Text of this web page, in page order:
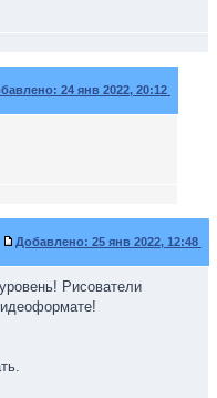
24 янв 2022, 20:12
Добавлено: 25 янв 2022, 12:48
Рисователи